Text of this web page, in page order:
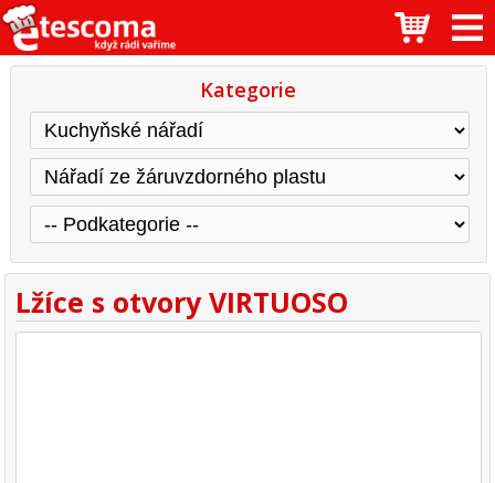
Kategorie
Lžíce s otvory VIRTUOSO